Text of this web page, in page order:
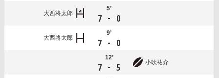
大西将太郎
5’
7 - 0
大西将太郎
9’
7 - 0
12’
7 - 5 小吹祐介